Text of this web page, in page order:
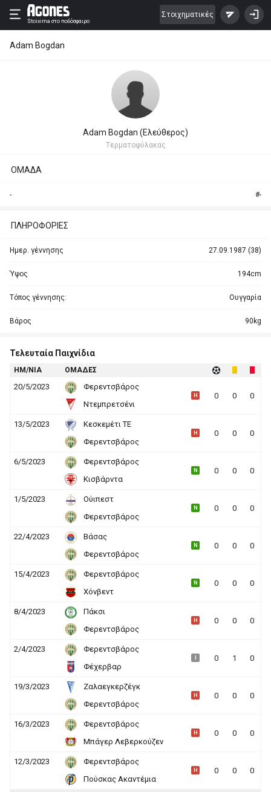
Stoixima στο ποδόσφαιρο
Στοιχηματικές
Adam Bogdan
Adam Bogdan (Ελεύθερος)
Tερματοφύλακας
ΟΜΑΔΑ
- #-
ΠΛΗΡΟΦΟΡΙΕΣ
Ημερ. γέννησης 27.09.1987 (38)
Ύψος 194cm
Τόπος γέννησης: Ουγγαρία
Βάρος 90kg
Τελευταία Παιχνίδια
HΜ/ΝΙΑ ΟΜΑΔΕΣ
20/5/2023
Φερεντσβάρος
Ντεμπρετσένι
H 0 0 0
13/5/2023
Κεσκεμέτι ΤΕ
Φερεντσβάρος
H 0 0 0
6/5/2023
Φερεντσβάρος
Κισβάρντα
N 0 0 0
1/5/2023
Ούιπεστ
Φερεντσβάρος
N 0 0 0
22/4/2023
Βάσας
Φερεντσβάρος
N 0 0 0
15/4/2023
Φερεντσβάρος
Χόνβεντ
N 0 0 0
8/4/2023
Πάκσι
Φερεντσβάρος
H 0 0 0
2/4/2023
Φερεντσβάρος
Φέχερβαρ
0 1 0
19/3/2023
Ζαλαεγκερζέγκ
Φερεντσβάρος
H 0 0 0
16/3/2023
Φερεντσβάρος
Μπάγερ Λεβερκούζεν
H 0 0 0
12/3/2023
Φερεντσβάρος
Πούσκας Ακαντέμια
H 0 0 0